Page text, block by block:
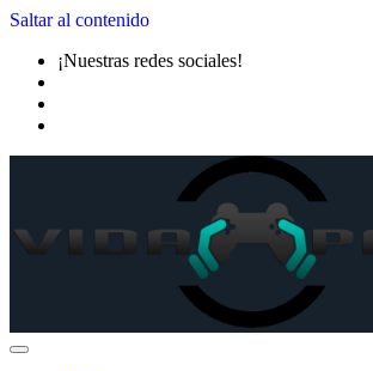
Saltar al contenido
¡Nuestras redes sociales!